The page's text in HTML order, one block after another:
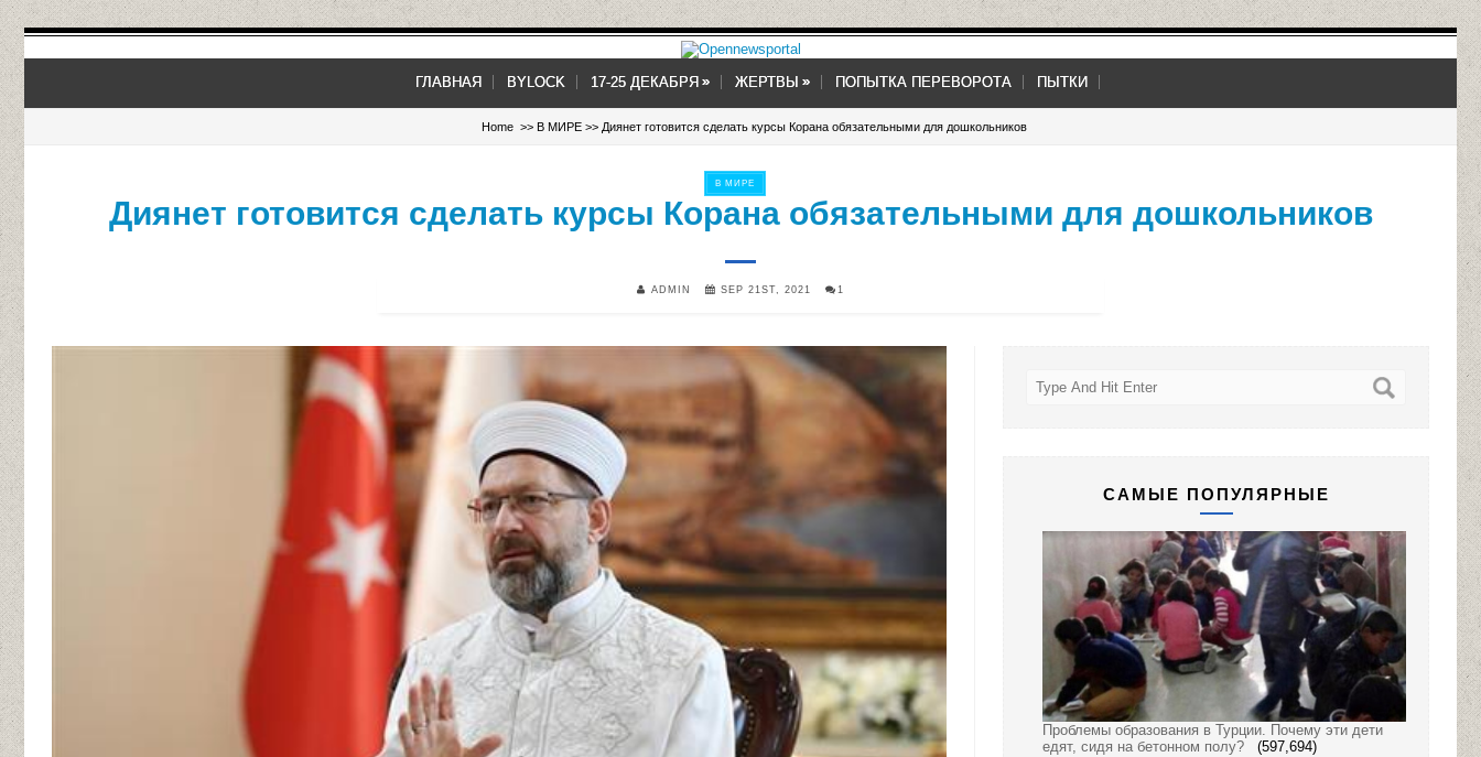
ГЛАВНАЯ BYLOCK 17-25 ДЕКАБРЯ »
» ЖЕРТВЫ »
» ПОПЫТКА ПЕРЕВОРОТА ПЫТКИ
Home >> В МИРЕ >> Диянет готовится сделать курсы Корана обязательными для дошкольников
В МИРЕ
Диянет готовится сделать курсы Корана обязательными для дошкольников
ADMIN SEP 21ST, 2021 1
САМЫЕ ПОПУЛЯРНЫЕ
Проблемы образования в Турции. Почему эти дети
едят, сидя на бетонном полу?
(597,694)